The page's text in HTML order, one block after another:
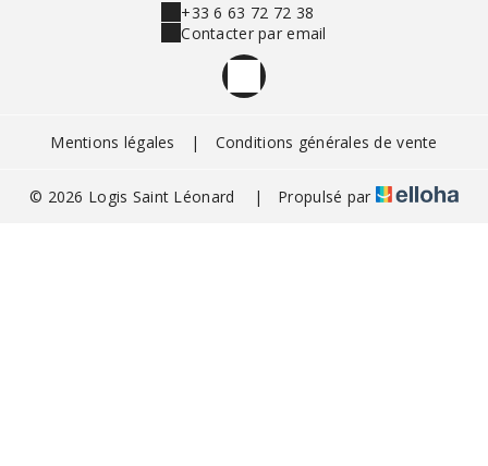
+33 6 63 72 72 38
Contacter par email
Mentions légales | Conditions générales de vente
© 2026 Logis Saint Léonard | Propulsé par